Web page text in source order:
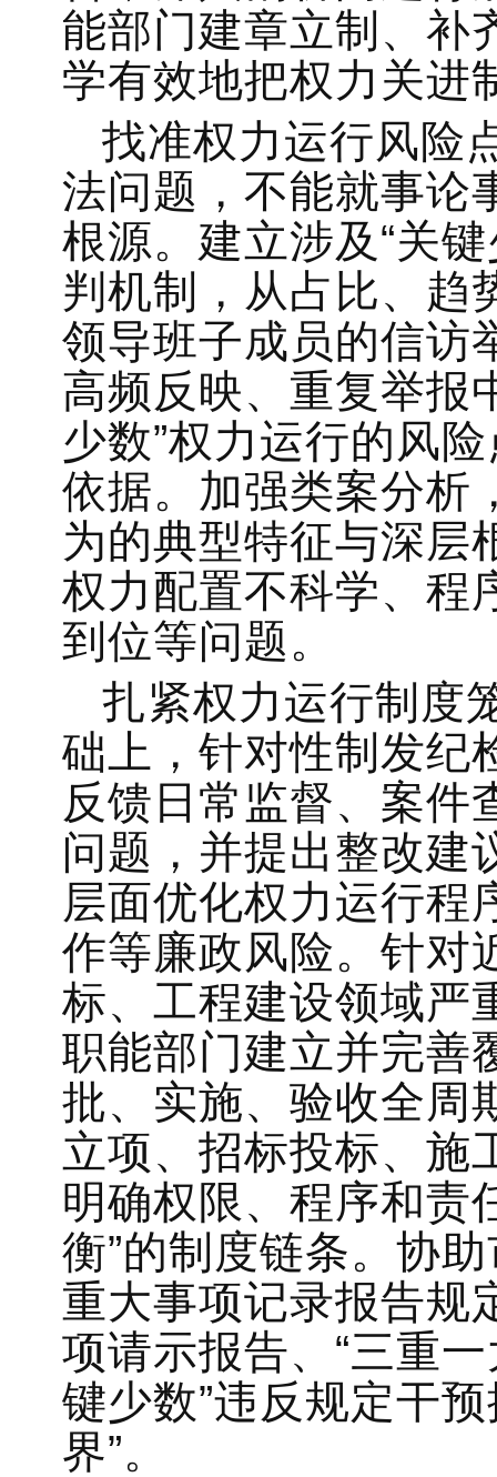
能部门建章立制、补
学有效地把权力关进
找准权力运行风险
法问题，不能就事论
根源。建立涉及“关
判机制，从占比、趋
领导班子成员的信访
高频反映、重复举报
少数”权力运行的风
依据。加强类案分析
为的典型特征与深层
权力配置不科学、程
到位等问题。
扎紧权力运行制度
础上，针对性制发纪
反馈日常监督、案件
问题，并提出整改建
层面优化权力运行程
作等廉政风险。针对
标、工程建设领域严
职能部门建立并完善
批、实施、验收全周
立项、招标投标、施
明确权限、程序和责
衡”的制度链条。协
重大事项记录报告规
项请示报告、“三重
键少数”违反规定干
界”。